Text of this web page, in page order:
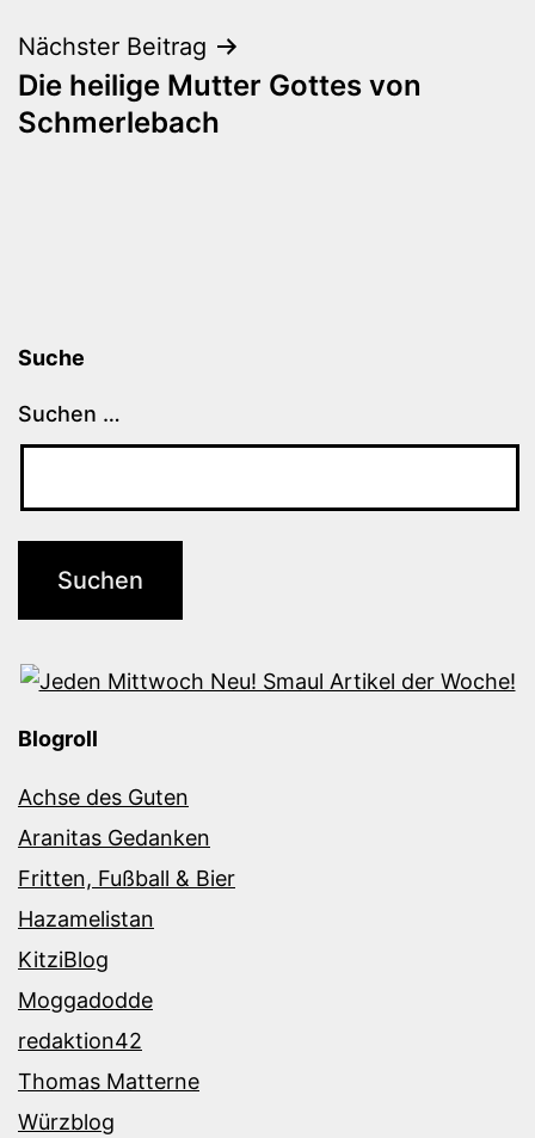
Nächster Beitrag
Die heilige Mutter Gottes von
Schmerlebach
Suche
Suchen …
Blogroll
Achse des Guten
Aranitas Gedanken
Fritten, Fußball & Bier
Hazamelistan
KitziBlog
Moggadodde
redaktion42
Thomas Matterne
Würzblog